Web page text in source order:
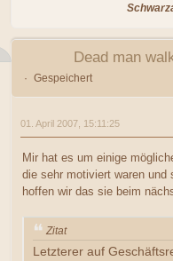
Dead man
Gespeichert
01. April 2007, 15:11:25
Mir hat es um einige
die sehr motiviert waren und
hoffen wir das sie beim
Zitat
Letzterer auf